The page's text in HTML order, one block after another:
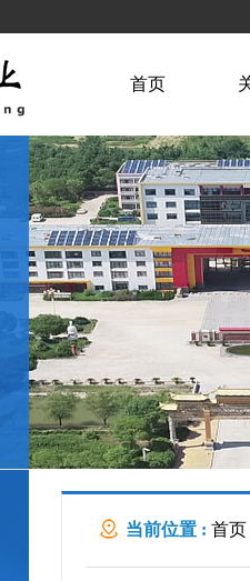
首页
当前位置 : 首页